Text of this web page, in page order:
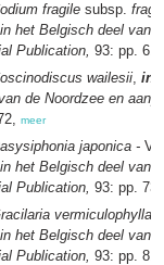
fragile subsp.
het Belgisch deel van
Publication, 93: pp.
wailesii, in
de Noordzee en
meer
japonica -
het Belgisch deel van
Publication, 93: pp.
vermiculophylla
het Belgisch deel van
Publication, 93: pp.